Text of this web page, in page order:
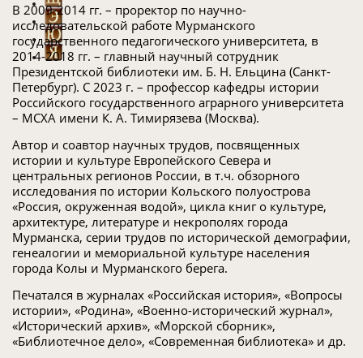
В 2009-2014 гг. – проректор по научно-
исследовательской работе Мурманского
государственного педагогического университета, в
2014-2018 гг. – главный научный сотрудник
Президентской библиотеки им. Б. Н. Ельцина (Санкт-
Петербург). С 2023 г. – профессор кафедры истории
Российского государственного аграрного университета
– МСХА имени К. А. Тимирязева (Москва).
Автор и соавтор научных трудов, посвященных
истории и культуре Европейского Севера и
центральных регионов России, в т.ч. обзорного
исследования по истории Кольского полуострова
«Россия, окруженная водой», цикла книг о культуре,
архитектуре, литературе и некрополях города
Мурманска, серии трудов по исторической демографии,
генеалогии и мемориальной культуре населения
города Колы и Мурманского берега.
Печатался в журналах «Российская история», «Вопросы
истории», «Родина», «Военно-исторический журнал»,
«Исторический архив», «Морской сборник»,
«Библиотечное дело», «Современная библиотека» и др.